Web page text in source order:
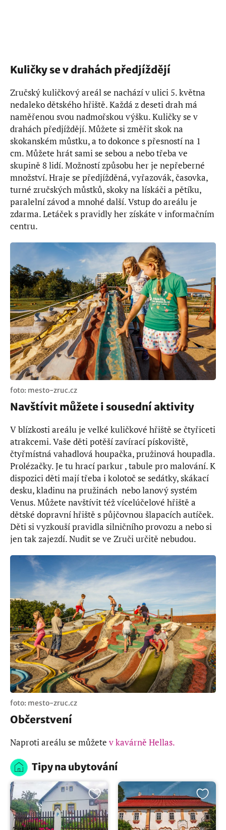
Kuličky se v drahách předjíždějí
Zručský kuličkový areál se nachází v ulici 5. května
nedaleko dětského hřiště. Každá z deseti drah má
naměřenou svou nadmořskou výšku. Kuličky se v
drahách předjíždějí. Můžete si změřit skok na
skokanském můstku, a to dokonce s přesností na 1
cm. Můžete hrát sami se sebou a nebo třeba ve
skupině 8 lidí. Možností způsobu her je nepřeberné
množství. Hraje se předjížděná, vyřazovák, časovka,
turné zručských můstků, skoky na lískáči a pětíku,
paralelní závod a mnohé další. Vstup do areálu je
zdarma. Letáček s pravidly her získáte v informačním
centru.
foto: mesto-zruc.cz
Navštívit můžete i sousední aktivity
V blízkosti areálu je velké kuličkové hřiště se čtyřiceti
atrakcemi. Vaše děti potěší zavírací pískoviště,
čtyřmístná vahadlová houpačka, pružinová houpadla.
Prolézačky. Je tu hrací parkur , tabule pro malování. K
dispozici děti mají třeba i kolotoč se sedátky, skákací
desku, kladinu na pružinách nebo lanový systém
Venus. Můžete navštívit též vícelúčelové hřiště a
dětské dopravní hřiště s půjčovnou šlapacích autíček.
Děti si vyzkouší pravidla silničního provozu a nebo si
jen tak zajezdí. Nudit se ve Zruči určitě nebudou.
foto: mesto-zruc.cz
Občerstvení
Naproti areálu se můžete v kavárně Hellas.
Tipy na ubytování